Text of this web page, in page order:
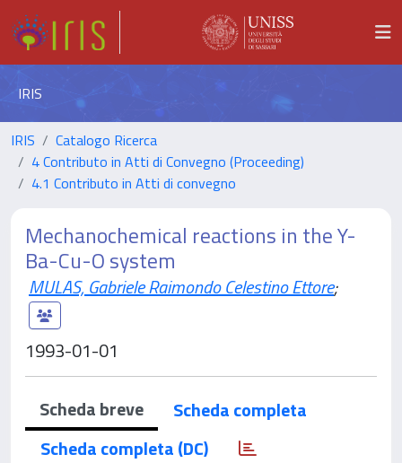
IRIS
IRIS
Catalogo Ricerca
4 Contributo in Atti di Convegno (Proceeding)
4.1 Contributo in Atti di convegno
Mechanochemical reactions in the Y-
Ba-Cu-O system
MULAS, Gabriele Raimondo Celestino Ettore;
1993-01-01
Scheda breve
Scheda completa
Scheda completa (DC)